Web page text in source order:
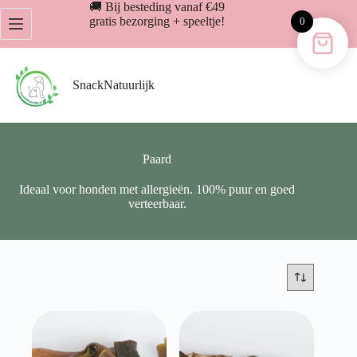
Ga
naar
inhoud
🚚 Bij besteding vanaf €49
gratis bezorging + speeltje!
SnackNatuurlijk
Paard
Ideaal voor honden met allergieën. 100% puur en goed
verteerbaar.
0